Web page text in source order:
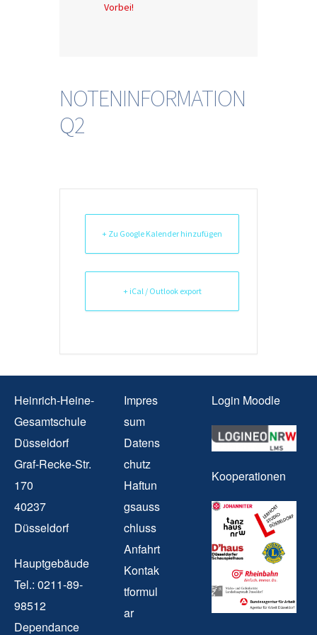
Vorbei!
NOTENINFORMATION
Q2
+ Zu Google Kalender hinzufügen
+ iCal / Outlook export
Heinrich-Heine-
Gesamtschule
Düsseldorf
Graf-Recke-Str.
170
40237
Düsseldorf
Hauptgebäude
Tel.: 0211-89-
98512
Dependance
Impres
sum
Datens
chutz
Haftun
gsauss
chluss
Anfahrt
Kontak
tformul
ar
Login Moodle
Kooperationen